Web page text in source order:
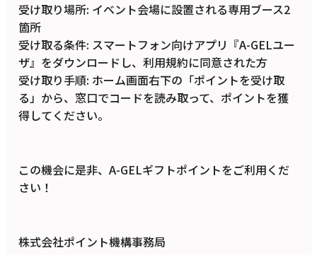
受け取り場所: イベント会場に設置される専用ブース2
箇所
受け取る条件: スマートフォン向けアプリ『A-GELユー
ザ』をダウンロードし、利用規約に同意された方
受け取り手順: ホーム画面右下の「ポイントを受け取
る」から、窓口でコードを読み取って、ポイントを獲
得してください。
この機会に是非、A-GELギフトポイントをご利用くだ
さい！
株式会社ポイント機構事務局